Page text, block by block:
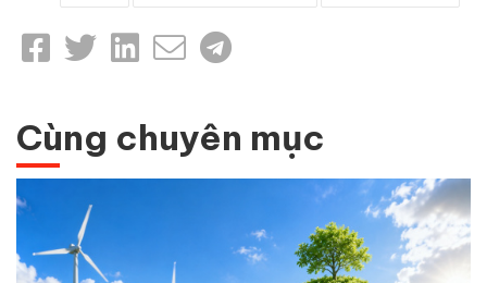
Cùng chuyên mục